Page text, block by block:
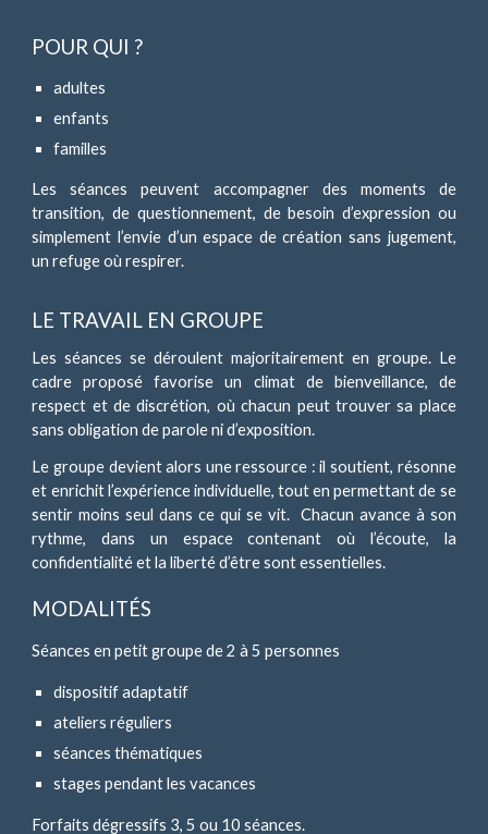
POUR QUI ?
adultes
enfants
familles
Les séances peuvent accompagner des moments de
transition, de questionnement, de besoin d’expression ou
simplement l’envie d’un espace de création sans jugement,
un refuge où respirer.
LE TRAVAIL EN GROUPE
Les séances se déroulent majoritairement en groupe. Le
cadre proposé favorise un climat de bienveillance, de
respect et de discrétion, où chacun peut trouver sa place
sans obligation de parole ni d’exposition.
Le groupe devient alors une ressource : il soutient, résonne
et enrichit l’expérience individuelle, tout en permettant de se
sentir moins seul dans ce qui se vit. Chacun avance à son
rythme, dans un espace contenant où l’écoute, la
confidentialité et la liberté d’être sont essentielles.
MODALITÉS
Séances en petit groupe de 2 à 5 personnes
dispositif adaptatif
ateliers réguliers
séances thématiques
stages pendant les vacances
Forfaits dégressifs 3, 5 ou 10 séances.